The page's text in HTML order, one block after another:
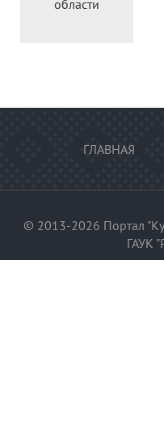
области
ГЛАВНАЯ
© 2013-2026 Портал
ГАУК